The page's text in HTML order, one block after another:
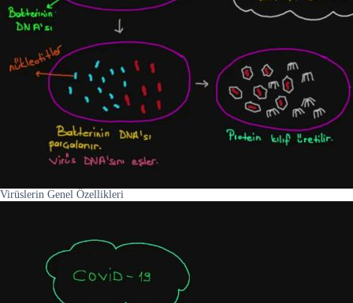
Virüslerin Genel Özellikleri